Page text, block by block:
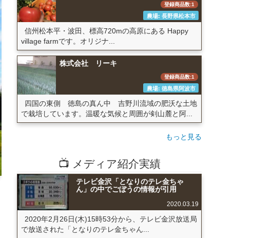
登録商品数:1
農場: 長野県松本市
信州松本平・波田、標高720mの高原にある Happy
village farmです。オリジナ...
株式会社 リーキ
登録商品数:1
農場: 徳島県阿波市
四国の東側 徳島の真ん中 吉野川流域の肥沃な土地
で栽培しています。温暖な気候と周囲が剣山麓と阿...
もっと見る
📺 メディア紹介実績
テレビ金沢「となりのテレ金ちゃ
ん」の中でごぼうの情報が引用
2020.03.19
2020年2月26日(木)15時53分から、テレビ金沢放送局
で放送された「となりのテレ金ちゃん...